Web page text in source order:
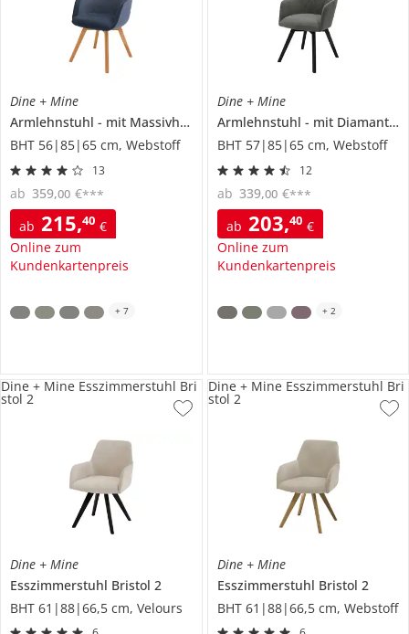
Dine + Mine
Armlehnstuhl
mit Massivholzgestell
Corby
BHT 56|85|65 cm, Webstoff
13
ab 215,40 €
Online zum
Kundenkartenpreis
ab 359,00 €***
+ 7
Dine + Mine
Armlehnstuhl
mit Diamant-Steppung
BHT 57|85|65 cm, Webstoff
12
ab 203,40 €
Online zum
Kundenkartenpreis
ab 339,00 €***
+ 2
Dine + Mine
Esszimmerstuhl Bristol 2
BHT 61|88|66,5 cm, Velours
Dine + Mine Esszimmerstuhl Bri
stol 2
Dine + Mine
Esszimmerstuhl Bristol 2
BHT 61|88|66,5 cm, Webstoff
Dine + Mine Esszimmerstuhl Bri
stol 2